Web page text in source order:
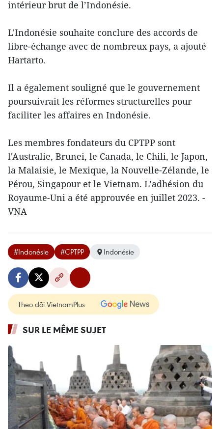
intérieur brut de l’Indonésie.
L'Indonésie souhaite conclure des accords de
libre-échange avec de nombreux pays, a ajouté
Hartarto.
Il a également souligné que le gouvernement
poursuivrait les réformes structurelles pour
faciliter les affaires en Indonésie.
Les membres fondateurs du CPTPP sont
l'Australie, Brunei, le Canada, le Chili, le Japon,
la Malaisie, le Mexique, la Nouvelle-Zélande, le
Pérou, Singapour et le Vietnam. L’adhésion du
Royaume-Uni a été approuvée en juillet 2023. -
VNA
#Indonésie #CPTPP Indonésie
Theo dõi VietnamPlus
SUR LE MÊME SUJET